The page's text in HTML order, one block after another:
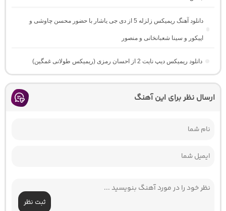
دانلود آهنگ ریمیکس زلزله 5 از دی جی یاشار با حضور محسن چاوشی و
اپیکور و سینا شعبانخانی و منصور
دانلود ریمیکس دیپ نایت 2 از احسان رمزی (ریمیکس طولانی غمگین)
ارسال نظر برای این آهنگ
ثبت نظر